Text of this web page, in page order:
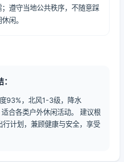
遵守当地公共秩序，不随意踩
闲。
93%，北风1-3级，降水
合各类户外休闲活动。 建议根
计划，兼顾健康与安全，享受